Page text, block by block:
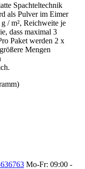
Spachteltechnik
als Pulver im Eimer
/ m², Reichweite je
dass maximal 3
Paket werden 2 x
Mengen
Mo-Fr: 09:00 -